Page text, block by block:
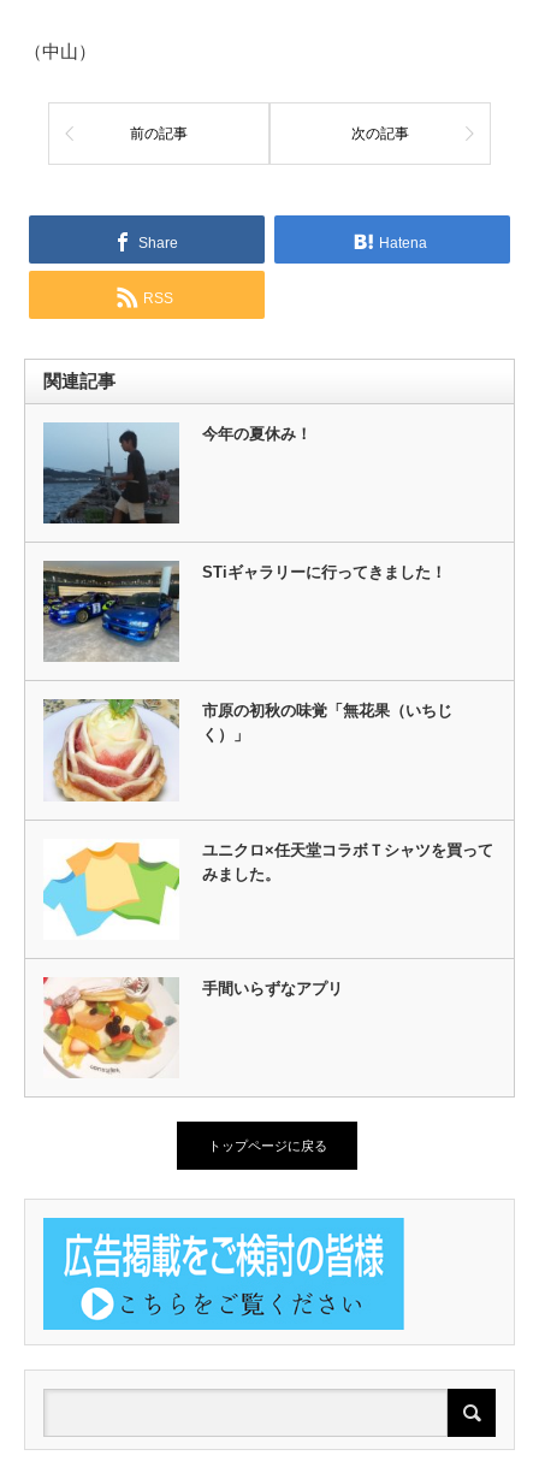
（中山）
前の記事 次の記事
Share Hatena
RSS
関連記事
今年の夏休み！
STiギャラリーに行ってきました！
市原の初秋の味覚「無花果（いちじ
く）」
ユニクロ×任天堂コラボＴシャツを買って
みました。
手間いらずなアプリ
トップページに戻る